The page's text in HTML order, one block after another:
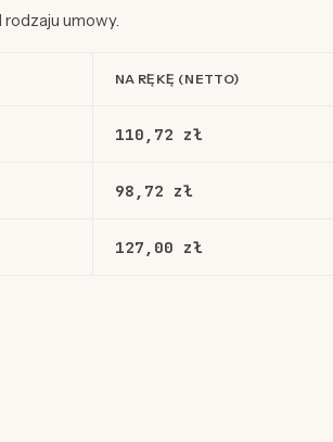
rodzaju umowy.
NA RĘKĘ (NETTO)
110,72 zł
98,72 zł
127,00 zł